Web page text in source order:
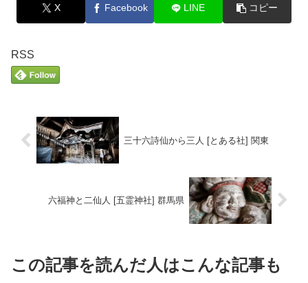
X Facebook LINE コピー
RSS
三十六詩仙から三人 [とある社] 関東
六福神と二仙人 [五霊神社] 群馬県
この記事を読んだ人はこんな記事も